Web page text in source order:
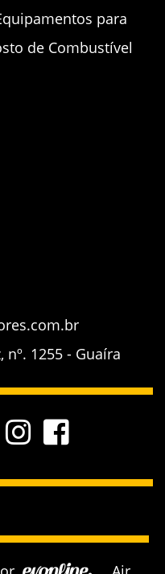
para
de Combustível
nº. 1255 - Guaíra